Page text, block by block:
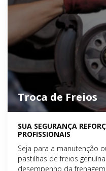
Troca de Freios
SUA SEGURANÇA
PROFISSIONAIS
Seja para a manutenção
pastilhas de freios
desempenho da